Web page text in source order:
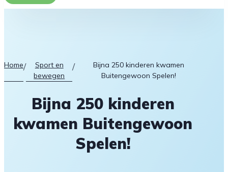
Home/
Sport en
bewegen
/
Bijna 250 kinderen kwamen
Buitengewoon Spelen!
Bijna 250 kinderen
kwamen Buitengewoon
Spelen!